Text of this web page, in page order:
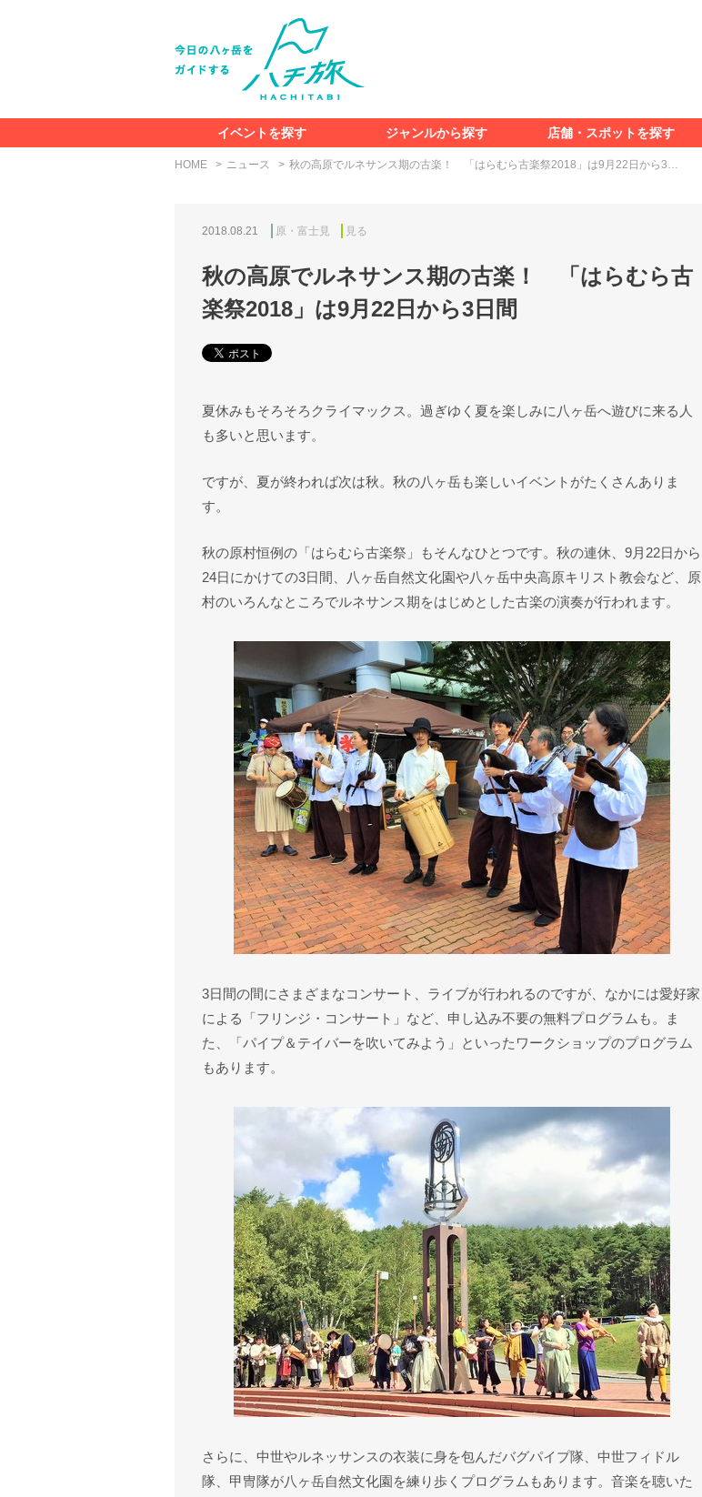
イベントを探す
ジャンルから探す
食べる
見る
知る
遊ぶ
特集＆レポート
店舗・スポットを探す
HOME ニュース 秋の高原でルネサンス期の古楽！ 「はらむら古楽祭2018」は9月22日から3…
2018.08.21 原・富士見 見る
秋の高原でルネサンス期の古楽！ 「はらむら古
楽祭2018」は9月22日から3日間
夏休みもそろそろクライマックス。過ぎゆく夏を楽しみに八ヶ岳へ遊びに来る人
も多いと思います。
ですが、夏が終われば次は秋。秋の八ヶ岳も楽しいイベントがたくさんありま
す。
秋の原村恒例の「はらむら古楽祭」もそんなひとつです。秋の連休、9月22日から
24日にかけての3日間、八ヶ岳自然文化園や八ヶ岳中央高原キリスト教会など、原
村のいろんなところでルネサンス期をはじめとした古楽の演奏が行われます。
3日間の間にさまざまなコンサート、ライブが行われるのですが、なかには愛好家
による「フリンジ・コンサート」など、申し込み不要の無料プログラムも。ま
た、「パイプ＆テイバーを吹いてみよう」といったワークショップのプログラム
もあります。
さらに、中世やルネッサンスの衣装に身を包んだバグパイプ隊、中世フィドル
隊、甲冑隊が八ヶ岳自然文化園を練り歩くプログラムもあります。音楽を聴いた